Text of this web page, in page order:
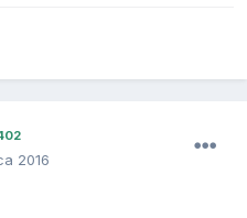
2016